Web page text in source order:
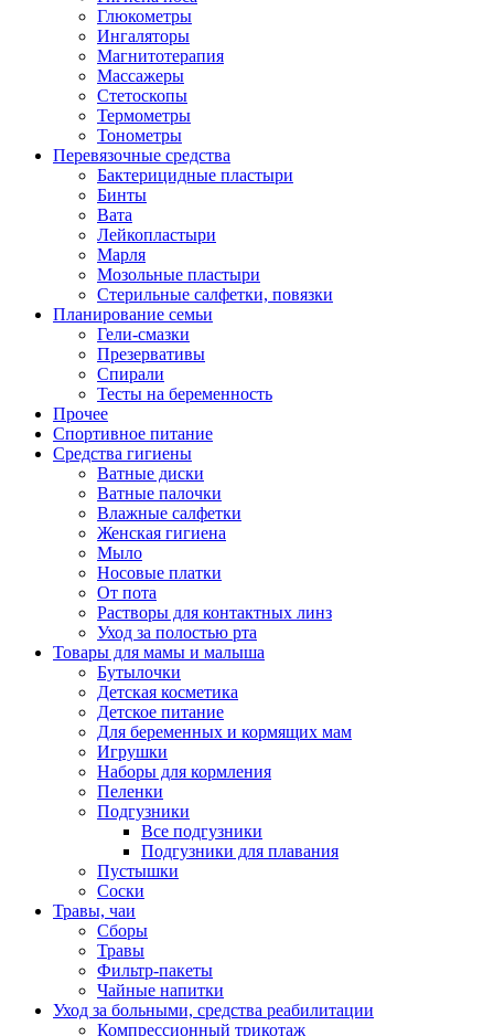
Глюкометры
Ингаляторы
Магнитотерапия
Массажеры
Стетоскопы
Термометры
Тонометры
Перевязочные средства
Бактерицидные пластыри
Бинты
Вата
Лейкопластыри
Марля
Мозольные пластыри
Стерильные салфетки, повязки
Планирование семьи
Гели-смазки
Презервативы
Спирали
Тесты на беременность
Прочее
Спортивное питание
Средства гигиены
Ватные диски
Ватные палочки
Влажные салфетки
Женская гигиена
Мыло
Носовые платки
От пота
Растворы для контактных линз
Уход за полостью рта
Товары для мамы и малыша
Бутылочки
Детская косметика
Детское питание
Для беременных и кормящих мам
Игрушки
Наборы для кормления
Пеленки
Подгузники
Все подгузники
Подгузники для плавания
Пустышки
Соски
Травы, чаи
Сборы
Травы
Фильтр-пакеты
Чайные напитки
Уход за больными, средства реабилитации
Компрессионный трикотаж